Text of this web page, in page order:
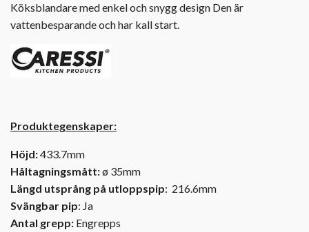
Köksblandare med enkel och snygg design Den är
vattenbesparande och har kall start.
Produktegenskaper:
Höjd:433.7mm
Håltagningsmått:ø 35mm
Längd utsprång på utloppspip: 216.6mm
Svängbar pip: Ja
Antal grepp: Engrepps